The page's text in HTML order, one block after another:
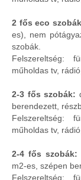
2 fős eco
es), nem
szobák.
Felszereltség:
műholdas tv,
2-3 fős szobák:
berendezett,
Felszereltség:
műholdas tv,
2-4 fős szobák:
m2-es, szépen
Felszereltség: